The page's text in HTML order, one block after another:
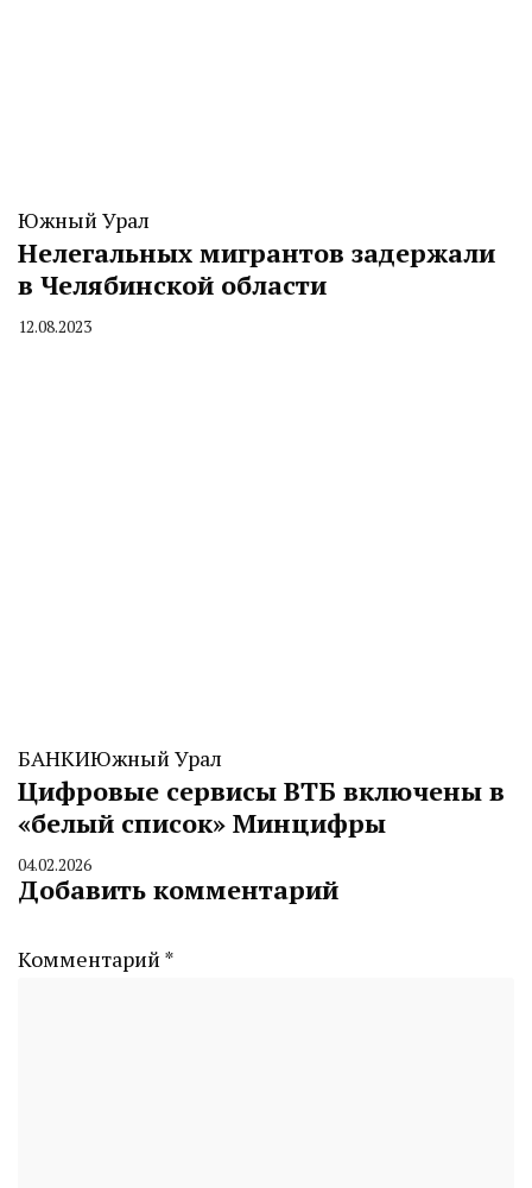
Южный Урал
Нелегальных мигрантов задержали
в Челябинской области
By
12.08.2023
БАНКИЮжный Урал
Цифровые сервисы ВТБ включены в
«белый список» Минцифры
By
CHELINDUSTRY
04.02.2026
Добавить комментарий
Комментарий *